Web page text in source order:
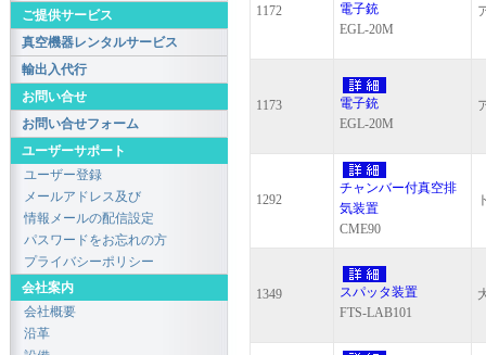
1172
電子銃
EGL-20M
1173
電子銃
EGL-20M
1292
チャンバー付真空排
気装置
CME90
1349
スパッタ装置
FTS-LAB101
ご提供サービス
真空機器レンタルサービス
輸出入代行
お問い合せ
お問い合せフォーム
ユーザーサポート
ユーザー登録
メールアドレス及び
情報メールの配信設定
パスワードをお忘れの方
プライバシーポリシー
会社案内
会社概要
沿革